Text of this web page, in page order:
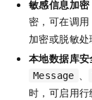
敏感信息加
密，可在调用
加密或脱敏处
本地数据库安
Message
时，可启用